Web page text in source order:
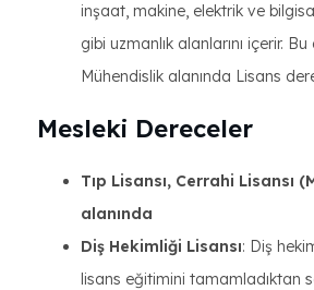
inşaat, makine, elektrik ve
gibi uzmanlık alanlarını içerir.
Mühendislik alanında Lisans
Mesleki Dereceler
Tıp Lisansı, Cerrahi Lisansı
alanında
Diş Hekimliği Lisansı: Diş
lisans eğitimini tamamladıktan